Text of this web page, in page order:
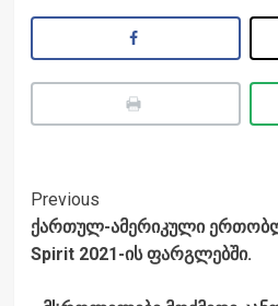
Post
Navigation
Previous
ქართულ-ამერიკული
Spirit 2021-ის ფარგლებში.